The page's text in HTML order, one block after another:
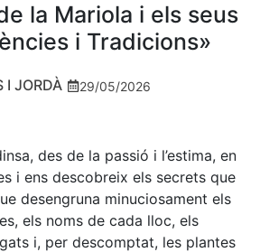
la Mariola i els seus
i Tradicions»
I JORDÀ 29/05/2026
des de la passió i l’estima, en
i ens descobreix els secrets que
desengruna minuciosament els
els noms de cada lloc, els
i, per descomptat, les plantes